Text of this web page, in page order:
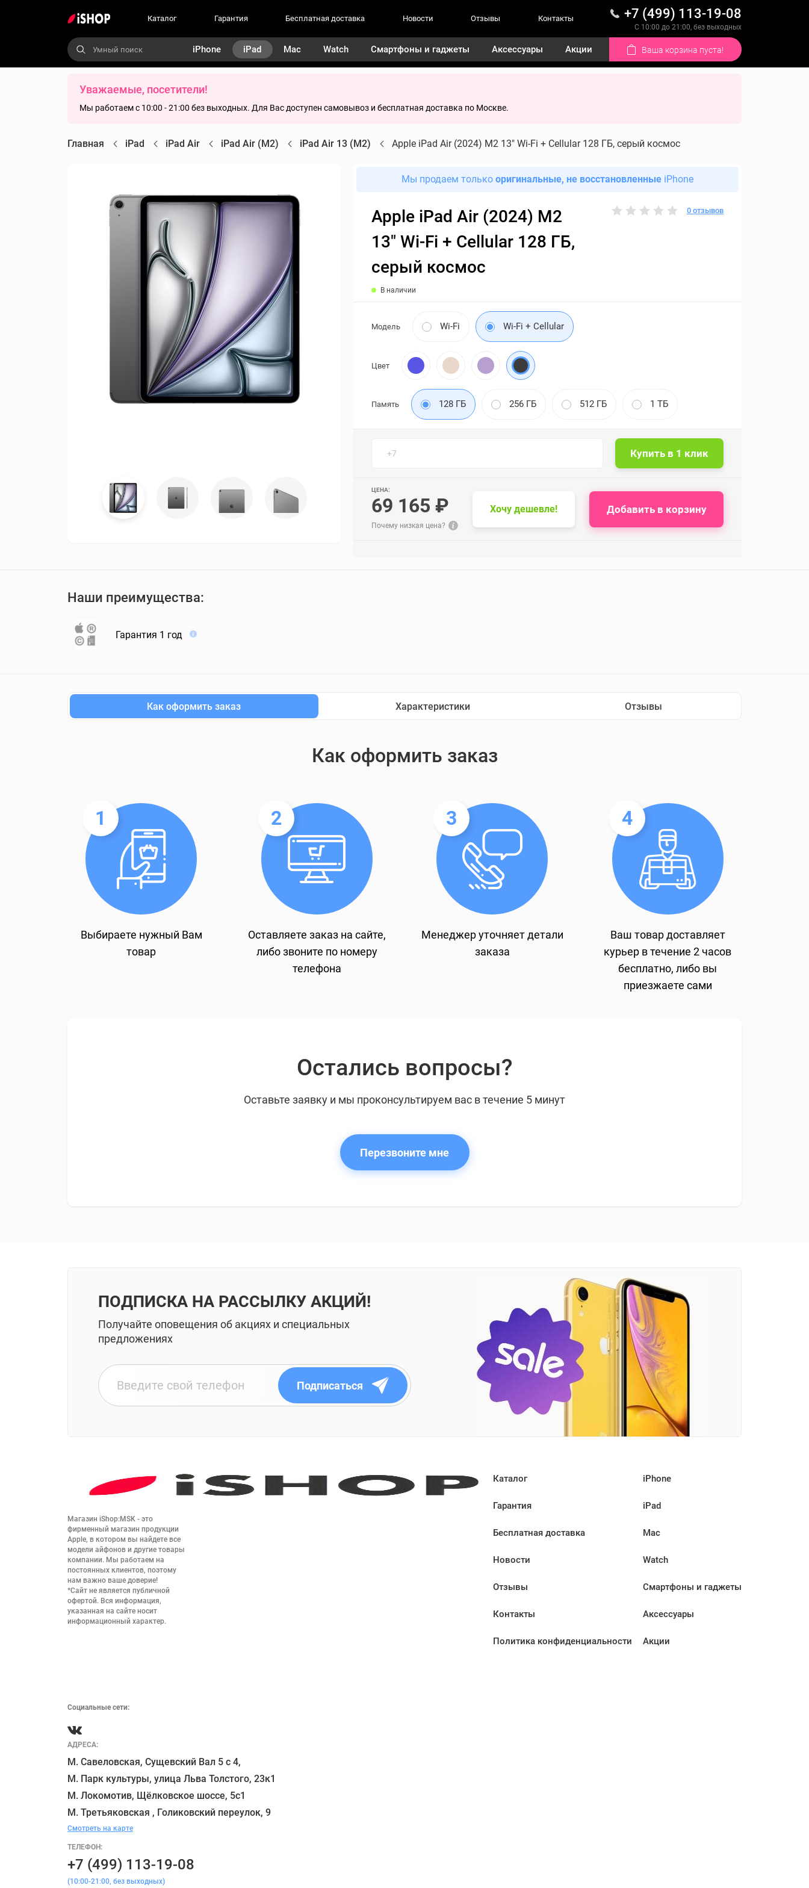
Каталог Гарантия Бесплатная доставка Новости Отзывы Контакты +7 (499) 113-19-08
С 10:00 до 21:00, без выходных
iPhone iPad Mac Watch Смартфоны и гаджеты Аксессуары Акции Ваша корзина пуста!
Уважаемые, посетители!
Мы работаем с 10:00 - 21:00 без выходных. Для Вас доступен самовывоз и бесплатная доставка по Москве.
Главная iPad iPad Air iPad Air (M2) iPad Air 13 (M2) Apple iPad Air (2024) M2 13" Wi-Fi + Cellular 128 ГБ, серый космос
Мы продаем только оригинальные, не восстановленные iPhone
Apple iPad Air (2024) M2
13" Wi-Fi + Cellular 128 ГБ,
серый космос
0 отзывов
В наличии
Модель Wi-Fi Wi-Fi + Cellular
Цвет
Память 128 ГБ 256 ГБ 512 ГБ 1 ТБ
ЦЕНА:
69 165 ₽
Почему низкая цена?
Хочу дешевле! Добавить в корзину
Наши преимущества:
Гарантия 1 год
Как оформить заказ Характеристики Отзывы
Как оформить заказ
1
Выбираете нужный Вам
товар
2
Оставляете заказ на сайте,
либо звоните по номеру
телефона
3
Менеджер уточняет детали
заказа
4
Ваш товар доставляет
курьер в течение 2 часов
бесплатно, либо вы
приезжаете сами
Остались вопросы?
Оставьте заявку и мы проконсультируем вас в течение 5 минут
Перезвоните мне
ПОДПИСКА НА РАССЫЛКУ АКЦИЙ!
Получайте оповещения об акциях и специальных
предложениях
Подписаться
Магазин iShop:MSK - это
фирменный магазин продукции
Apple, в котором вы найдете все
модели айфонов и другие товары
компании. Мы работаем на
постоянных клиентов, поэтому
нам важно ваше доверие!
*Сайт не является публичной
офертой. Вся информация,
указанная на сайте носит
информационный характер.
Социальные сети:
Каталог
Гарантия
Бесплатная доставка
Новости
Отзывы
Контакты
Политика конфиденциальности
iPhone
iPad
Mac
Watch
Смартфоны и гаджеты
Аксессуары
Акции
АДРЕСА:
М. Савеловская, Сущевский Вал 5 с 4,
М. Парк культуры, улица Льва Толстого, 23к1
М. Локомотив, Щёлковское шоссе, 5с1
Смотреть на карте
ТЕЛЕФОН:
+7 (499) 113-19-08
(10:00-21:00, без выходных)